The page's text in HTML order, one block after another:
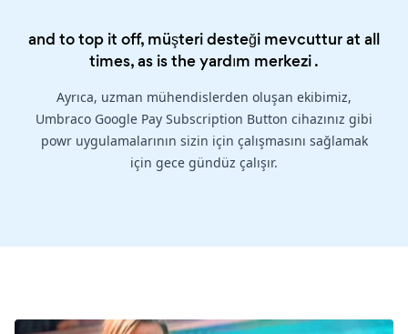
and to top it off, müşteri desteği mevcuttur at all
times, as is theyardım merkezi.
Ayrıca, uzman mühendislerden oluşan ekibimiz,
Umbraco Google Pay Subscription Button cihazınız gibi
powr uygulamalarının sizin için çalışmasını sağlamak
için gece gündüz çalışır.